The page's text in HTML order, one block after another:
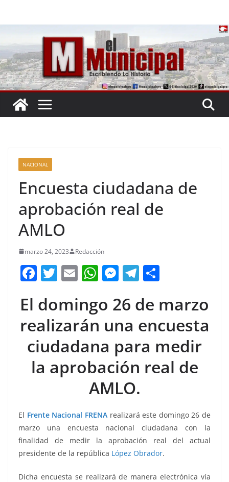
NACIONAL
Encuesta ciudadana de
aprobación real de
AMLO
marzo 24, 2023 Redacción
F
c
e
b
o
o
T
itt
er
E
ai
l
W
at
s
A
p
p
M
ss
e
n
g
er
T
e
gr
a
m
m
p
ar
tir
El domingo 26 de marzo
realizarán una encuesta
ciudadana para medir
la aprobación real de
AMLO.
El Frente Nacional FRENArealizará este domingo 26 de
marzo una encuesta nacional ciudadana con la
finalidad de medir la aprobación real del actual
presidente de la república López Obrador.
Dicha encuesta se realizará de manera electrónica vía